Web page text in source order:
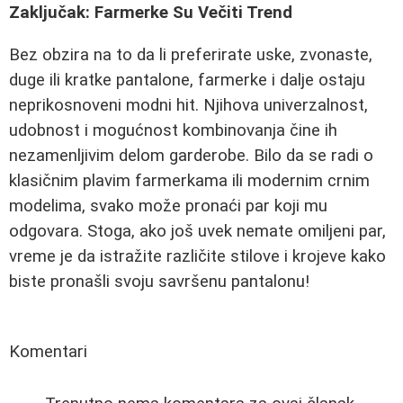
Zaključak: Farmerke Su Večiti Trend
Bez obzira na to da li preferirate uske, zvonaste,
duge ili kratke pantalone, farmerke i dalje ostaju
neprikosnoveni modni hit. Njihova univerzalnost,
udobnost i mogućnost kombinovanja čine ih
nezamenljivim delom garderobe. Bilo da se radi o
klasičnim plavim farmerkama ili modernim crnim
modelima, svako može pronaći par koji mu
odgovara. Stoga, ako još uvek nemate omiljeni par,
vreme je da istražite različite stilove i krojeve kako
biste pronašli svoju savršenu pantalonu!
Komentari